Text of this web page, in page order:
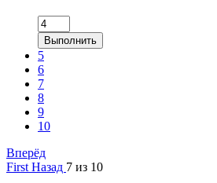
Выполнить
5
6
7
8
9
10
Вперёд
First Назад 7 из 10